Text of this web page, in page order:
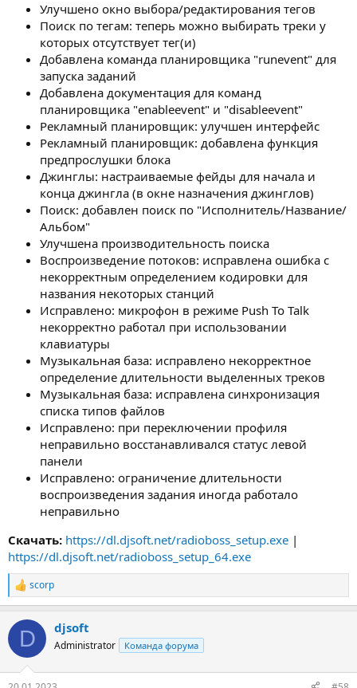
Улучшено окно выбора/редактирования тегов
Поиск по тегам: теперь можно выбирать треки у
которых отсутствует тег(и)
Добавлена команда планировщика "runevent" для
запуска заданий
Добавлена документация для команд
планировщика "enableevent" и "disableevent"
Рекламный планировщик: улучшен интерфейс
Рекламный планировщик: добавлена функция
предпрослушки блока
Джинглы: настраиваемые фейды для начала и
конца джингла (в окне назначения джинглов)
Поиск: добавлен поиск по "Исполнитель/Название/
Альбом"
Улучшена производительность поиска
Воспроизведение потоков: исправлена ошибка с
некорректным определением кодировки для
названия некоторых станций
Исправлено: микрофон в режиме Push To Talk
некорректно работал при использовании
клавиатуры
Музыкальная база: исправлено некорректное
определение длительности выделенных треков
Музыкальная база: исправлена синхронизация
списка типов файлов
Исправлено: при переключении профиля
неправильно восстанавливался статус левой
панели
Исправлено: ограничение длительности
воспроизведения задания иногда работало
неправильно
Скачать: https://dl.djsoft.net/radioboss_setup.exe |
https://dl.djsoft.net/radioboss_setup_64.exe
Р
е
к
и
scorp
D djsoft
Administrator Команда форума